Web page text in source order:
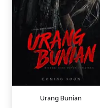
Urang Bunian